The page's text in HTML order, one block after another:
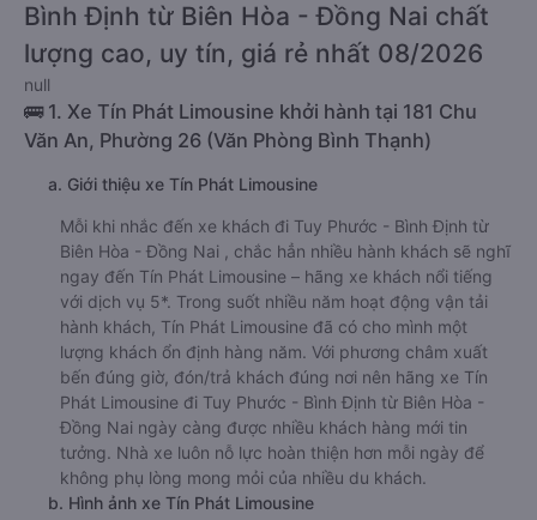
Bình Định từ Biên Hòa - Đồng Nai chất
lượng cao, uy tín, giá rẻ nhất 08/2026
null
🚌 1. Xe Tín Phát Limousine khởi hành tại 181 Chu
Văn An, Phường 26 (Văn Phòng Bình Thạnh)
a. Giới thiệu xe Tín Phát Limousine
Mỗi khi nhắc đến xe khách đi Tuy Phước - Bình Định từ
Biên Hòa - Đồng Nai , chắc hẳn nhiều hành khách sẽ nghĩ
ngay đến Tín Phát Limousine – hãng xe khách nổi tiếng
với dịch vụ 5*. Trong suốt nhiều năm hoạt động vận tải
hành khách, Tín Phát Limousine đã có cho mình một
lượng khách ổn định hàng năm. Với phương châm xuất
bến đúng giờ, đón/trả khách đúng nơi nên hãng xe Tín
Phát Limousine đi Tuy Phước - Bình Định từ Biên Hòa -
Đồng Nai ngày càng được nhiều khách hàng mới tin
tưởng. Nhà xe luôn nỗ lực hoàn thiện hơn mỗi ngày để
không phụ lòng mong mỏi của nhiều du khách.
b. Hình ảnh xe Tín Phát Limousine